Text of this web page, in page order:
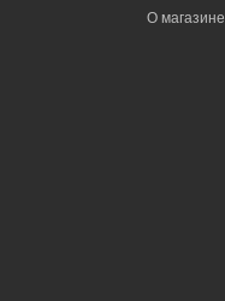
О магазине